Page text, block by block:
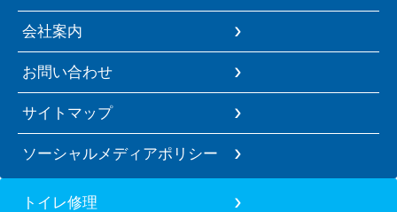
会社案内
お問い合わせ
サイトマップ
ソーシャルメディアポリシー
トイレ修理